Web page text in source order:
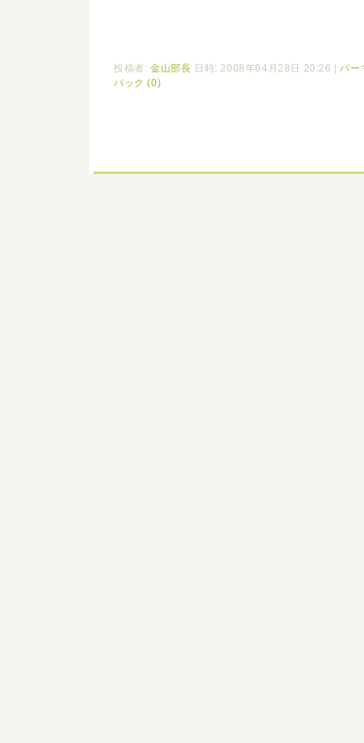
投稿者:金山部長 日時: 2008年04月28日 20:26
パー
バック (0)